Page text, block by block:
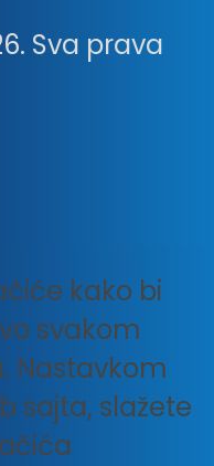
Sva prava
kako bi
svakom
Nastavkom
sajta, slažete